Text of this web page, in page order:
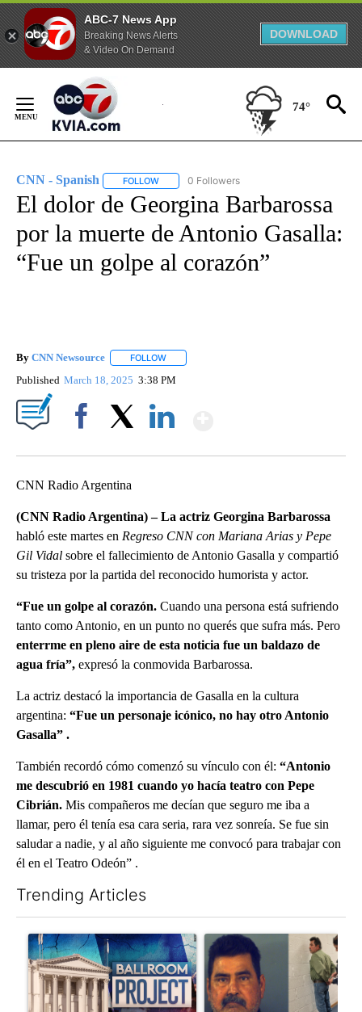
ABC-7 News App
Breaking News Alerts
& Video On Demand
DOWNLOAD
Content
74°
CNN - Spanish FOLLOW FOLLOW "CNN - SPANISH" TO RECEIVE
0 Followers
El dolor de Georgina Barbarossa
por la muerte de Antonio Gasalla:
“Fue un golpe al corazón”
By CNN Newsource FOLLOW
Published March 18, 2025 3:38 PM
CNN Radio Argentina
(CNN Radio Argentina) – La actriz Georgina Barbarossa
habló este martes en Regreso CNN con Mariana Arias y Pepe
Gil Vidal sobre el fallecimiento de Antonio Gasalla y compartió
su tristeza por la partida del reconocido humorista y actor.
“Fue un golpe al corazón. Cuando una persona está sufriendo
tanto como Antonio, en un punto no querés que sufra más. Pero
enterrme en pleno aire de esta noticia fue un baldazo de
agua fría”, expresó la conmovida Barbarossa.
La actriz destacó la importancia de Gasalla en la cultura
argentina: “Fue un personaje icónico, no hay otro Antonio
Gasalla” .
También recordó cómo comenzó su vínculo con él: “Antonio
me descubrió en 1981 cuando yo hacía teatro con Pepe
Cibrián. Mis compañeros me decían que seguro me iba a
llamar, pero él tenía esa cara seria, rara vez sonreía. Se fue sin
saludar a nadie, y al año siguiente me convocó para trabajar con
él en el Teatro Odeón” .
Trending Articles
A trending article titled "Appeals court blocks construction of
A trending article titled "'No